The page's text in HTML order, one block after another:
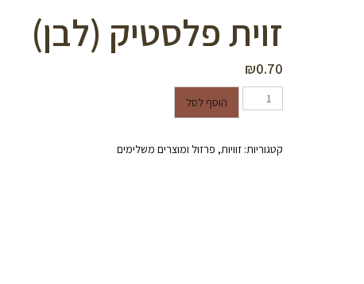
זוית פלסטיק (לבן)
₪0.70
כמות של זוית פלסטיק (לבן)
הוסף לסל
קטגוריות: זוויות, פרזול ומוצרים משלימים